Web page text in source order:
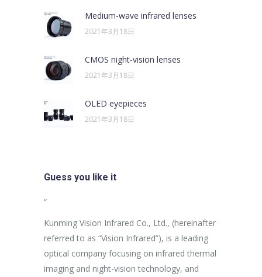
Medium-wave infrared lenses
2021年3月18日
CMOS night-vision lenses
2021年3月18日
OLED eyepieces
2021年3月18日
Guess you like it
“
Kunming Vision Infrared Co., Ltd., (hereinafter
referred to as “Vision Infrared”), is a leading
optical company focusing on infrared thermal
imaging and night-vision technology, and